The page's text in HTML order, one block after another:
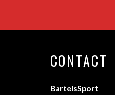
CONTACT
BartelsSport